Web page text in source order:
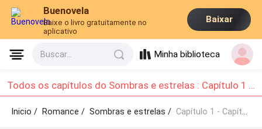
Buenovela
Baixe o livro gratuitamente no
aplicativo
Baixar
Buscar... Minha biblioteca
Todos os capítulos do Sombras e estrelas : Capítulo 1 - Capítulo 10
Inicio / Romance/Sombras e estrelas / Capítulo 1 - Capítulo 10